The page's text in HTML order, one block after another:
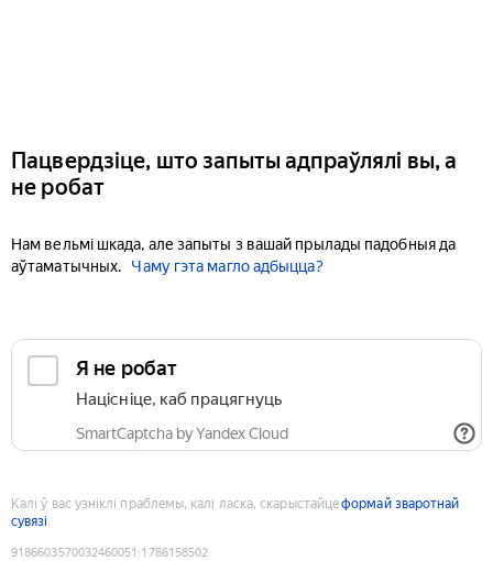
Пацвердзіце, што запыты адпраўлялі вы, а
не робат
Нам вельмі шкада, але запыты з вашай прылады падобныя да
аўтаматычных.
Чаму гэта магло адбыцца?
Я не робат
Націсніце, каб працягнуць
SmartCaptcha by Yandex Cloud
Калі ў вас узніклі праблемы, калі ласка, скарыстайцеформай зваротнай
сувязі
9186603570032460051 :1786158502